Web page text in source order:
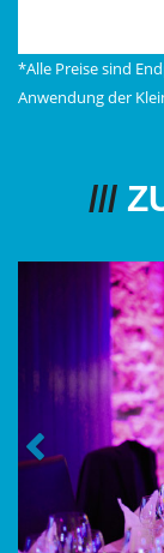
*Alle Preise sind
Anwendung der